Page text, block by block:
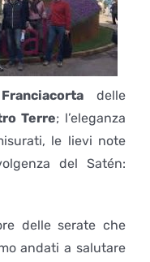
Franciacorta delle
Terre; l’eleganza
le lievi note
del Satén:
delle serate che
andati a salutare